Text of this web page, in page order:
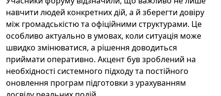
навчити людей конкретних дій, а й зберегти довіру
між громадськістю та офіційними структурами. Це
особливо актуально в умовах, коли ситуація може
швидко змінюватися, а рішення доводиться
приймати оперативно. Акцент був зроблений на
необхідності системного підходу та постійного
оновлення програм підготовки з урахуванням